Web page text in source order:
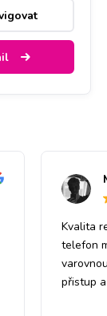
Kvalita
telefon
přistup